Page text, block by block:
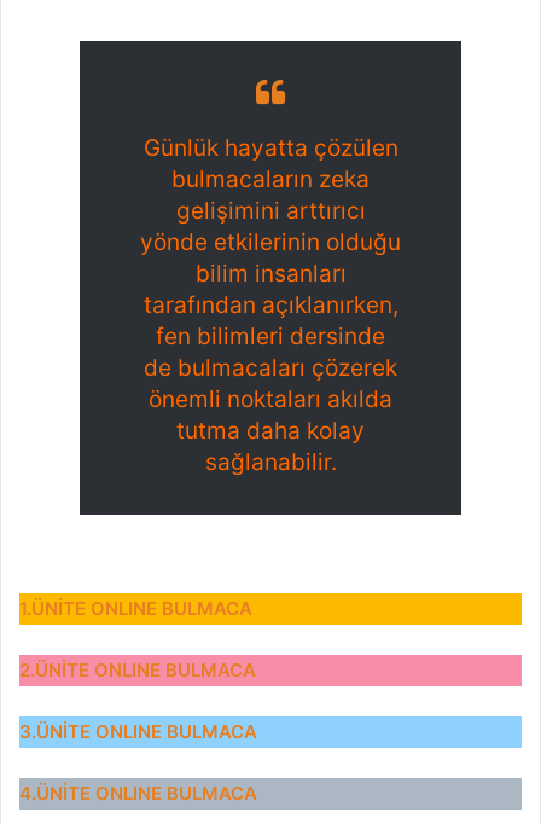
Günlük hayatta çözülen
bulmacaların zeka
gelişimini arttırıcı
yönde etkilerinin olduğu
bilim insanları
tarafından açıklanırken,
fen bilimleri dersinde
de bulmacaları çözerek
önemli noktaları akılda
tutma daha kolay
sağlanabilir.
1.ÜNİTE ONLINE BULMACA
2.ÜNİTE ONLINE BULMACA
3.ÜNİTE ONLINE BULMACA
4.ÜNİTE ONLINE BULMACA